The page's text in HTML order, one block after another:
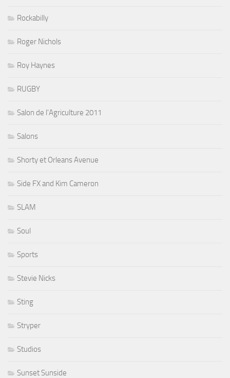
Rockabilly
Roger Nichols
Roy Haynes
RUGBY
Salon de l'Agriculture 2011
Salons
Shorty et Orleans Avenue
Side FX and Kim Cameron
SLAM
Soul
Sports
Stevie Nicks
Sting
Stryper
Studios
Sunset Sunside